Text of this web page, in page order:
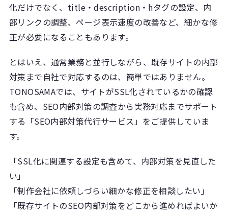
化だけでなく、title・description・hタグの設定、内
部リンクの調整、ページ表示速度の改善など、細かな修
正が必要になることもあります。
とはいえ、通常業務と並行しながら、既存サイトの内部
対策まで自社で対応するのは、簡単ではありません。
TONOSAMAでは、サイトがSSL化されているかの確認
も含め、SEO内部対策の調査から実務対応までサポート
する「SEO内部対策代行サービス」をご提供していま
す。
「SSL化に関連する設定も含めて、内部対策を見直した
い」
「制作会社に依頼しづらい細かな修正を相談したい」
「既存サイトのSEO内部対策をどこから進めればよいか